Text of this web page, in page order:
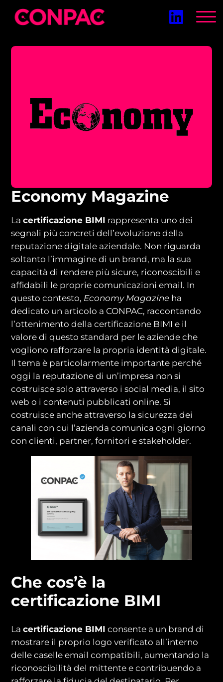
Economy Magazine
Lacertificazione BIMI rappresenta uno dei
segnali più concreti dell’evoluzione della
reputazione digitale aziendale. Non riguarda
soltanto l’immagine di un brand, ma la sua
capacità di rendere più sicure, riconoscibili e
affidabili le proprie comunicazioni email. In
questo contesto, Economy Magazine ha
dedicato un articolo a CONPAC, raccontando
l’ottenimento della certificazione BIMI e il
valore di questo standard per le aziende che
vogliono rafforzare la propria identità digitale.
Il tema è particolarmente importante perché
oggi la reputazione di un’impresa non si
costruisce solo attraverso i social media, il sito
web o i contenuti pubblicati online. Si
costruisce anche attraverso la sicurezza dei
canali con cui l’azienda comunica ogni giorno
con clienti, partner, fornitori e stakeholder.
Che cos’è la
certificazione BIMI
Lacertificazione BIMI consente a un brand di
mostrare il proprio logo verificato all’interno
delle caselle email compatibili, aumentando la
riconoscibilità del mittente e contribuendo a